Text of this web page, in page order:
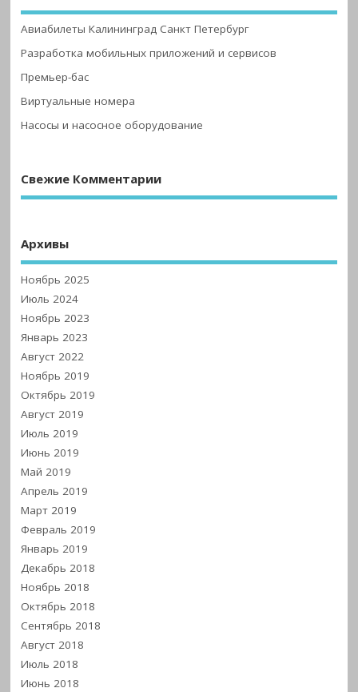
Авиабилеты Калининград Санкт Петербург
Разработка мобильных приложений и сервисов
Премьер-бас
Виртуальные номера
Насосы и насосное оборудование
Свежие Комментарии
Архивы
Ноябрь 2025
Июль 2024
Ноябрь 2023
Январь 2023
Август 2022
Ноябрь 2019
Октябрь 2019
Август 2019
Июль 2019
Июнь 2019
Май 2019
Апрель 2019
Март 2019
Февраль 2019
Январь 2019
Декабрь 2018
Ноябрь 2018
Октябрь 2018
Сентябрь 2018
Август 2018
Июль 2018
Июнь 2018